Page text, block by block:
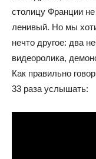
столицу Франции
ленивый. Но мы
нечто другое: два
видеоролика,
Как правильно
33 раза услышать: